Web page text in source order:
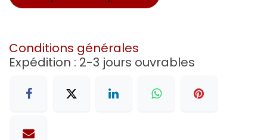
Conditions générales
Expédition : 2-3 jours ouvrables